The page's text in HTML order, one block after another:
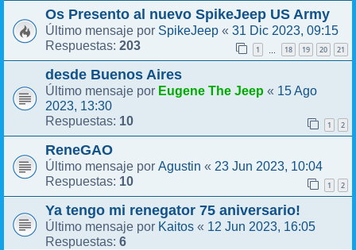
Os Presento al nuevo SpikeJeep US Army
Último mensaje por SpikeJeep « 31 Dic 2023, 09:15
Respuestas: 203 1 … 18 19 20 21
desde Buenos Aires
Último mensaje por Eugene The Jeep « 15 Ago
2023, 13:30
Respuestas: 10 1 2
ReneGAO
Último mensaje por Agustin « 23 Jun 2023, 10:04
Respuestas: 10 1 2
Ya tengo mi renegator 75 aniversario!
Último mensaje por Kaitos « 12 Jun 2023, 16:05
Respuestas: 6